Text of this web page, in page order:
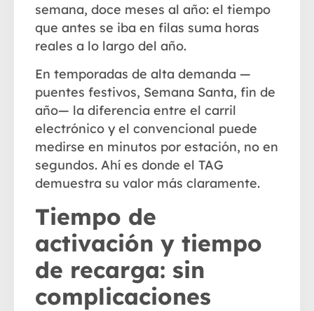
semana, doce meses al año: el tiempo
que antes se iba en filas suma horas
reales a lo largo del año.
En temporadas de alta demanda —
puentes festivos, Semana Santa, fin de
año— la diferencia entre el carril
electrónico y el convencional puede
medirse en minutos por estación, no en
segundos. Ahí es donde el TAG
demuestra su valor más claramente.
Tiempo de
activación y tiempo
de recarga: sin
complicaciones